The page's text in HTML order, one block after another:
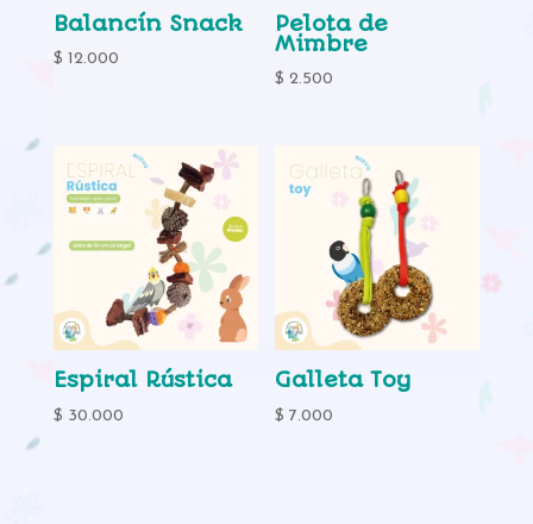
Balancín Snack
$ 12.000
Pelota de
Mimbre
$ 2.500
Espiral Rústica
$ 30.000
Galleta Toy
$ 7.000